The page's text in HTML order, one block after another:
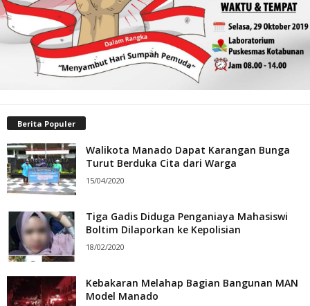
Berita Populer
Walikota Manado Dapat Karangan Bunga
Turut Berduka Cita dari Warga
15/04/2020
Tiga Gadis Diduga Penganiaya Mahasiswi
Boltim Dilaporkan ke Kepolisian
18/02/2020
Kebakaran Melahap Bagian Bangunan MAN
Model Manado